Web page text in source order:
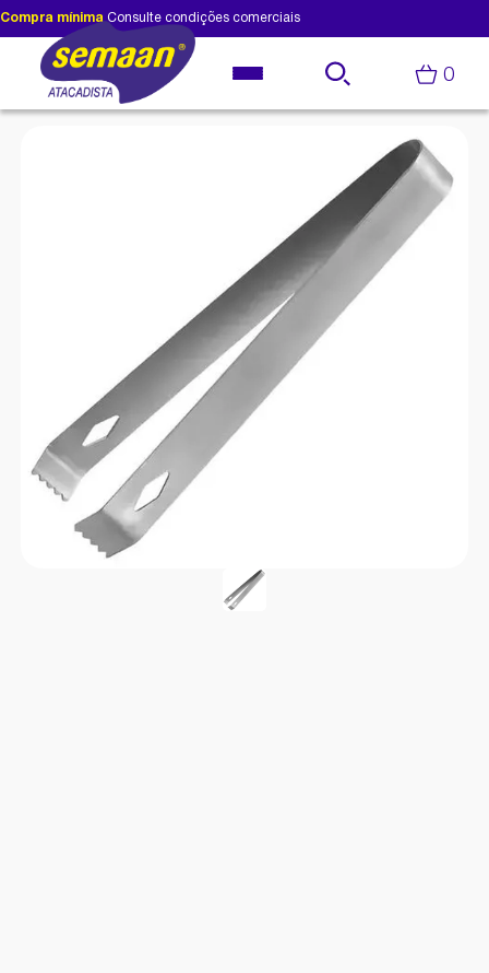
Compra mínima Consulte condições comerciais
0